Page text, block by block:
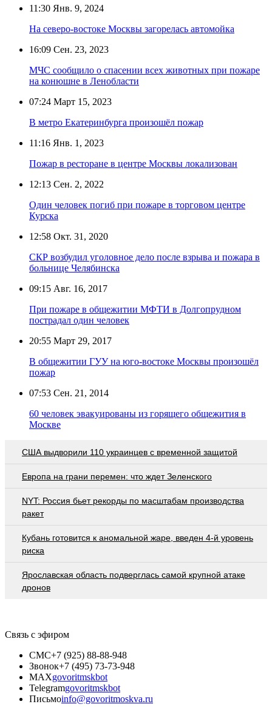
11:30 Янв. 9, 2024
На северо-востоке Москвы загорелась автомойка
16:09 Сен. 23, 2023
МЧС сообщило о спасении всех животных при пожаре
на конюшне в Ленобласти
07:24 Март 15, 2023
В метро Екатеринбурга произошёл пожар
11:16 Янв. 1, 2023
Пожар в ресторане в центре Москвы локализован
12:13 Сен. 2, 2022
Один человек погиб при пожаре в торговом центре
Курска
12:58 Окт. 31, 2020
СКР возбудил уголовное дело после взрыва и пожара в
больнице Челябинска
09:15 Авг. 16, 2017
При пожаре в общежитии МФТИ в Долгопрудном
пострадал один человек
20:55 Март 29, 2017
В общежитии ГУУ на юго-востоке Москвы произошёл
пожар
07:53 Сен. 21, 2014
60 человек эвакуированы из горящего общежития в
Москве
США выдворили 110 украинцев с временной защитой
Европа на грани перемен: что ждет Зеленского
NYT: Россия бьет рекорды по масштабам производства
ракет
Кубань готовится к аномальной жаре, введен 4-й уровень
риска
Ярославская область подверглась самой крупной атаке
дронов
Связь с эфиром
СМС+7 (925) 88-88-948
Звонок+7 (495) 73-73-948
MAXgovoritmskbot
Telegramgovoritmskbot
Письмоinfo@govoritmoskva.ru